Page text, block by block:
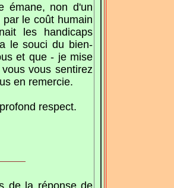
émane, non d'un
le coût humain
les handicaps
le souci du bien-
et que - je mise
vous sentirez
en remercie.
respect.
de la réponse de